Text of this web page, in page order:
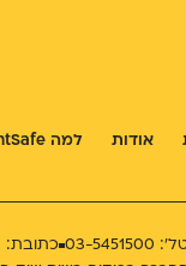
אודות למה RentSafe
03-5451500 כתובת: